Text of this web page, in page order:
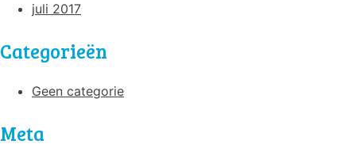
juli 2017
Categorieën
Geen categorie
Meta